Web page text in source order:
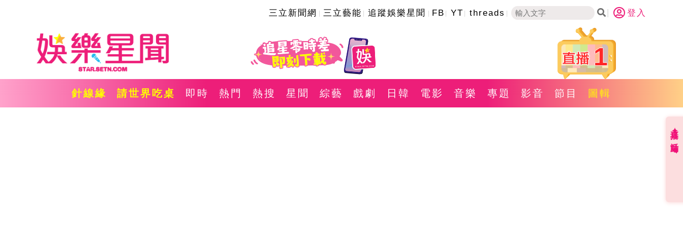
三立新聞網 三立藝能 追蹤娛樂星聞 FB YT threads 登入
1
針線緣 請世界吃桌 即時 熱門 熱搜 星聞 綜藝 戲劇 日韓 電影 音樂 專題 影音 節目 圖輯
直播✦活動